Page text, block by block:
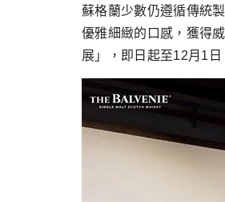
蘇格蘭少數仍遵循傳統
優雅細緻的口感，獲得
展」，即日起至12月1